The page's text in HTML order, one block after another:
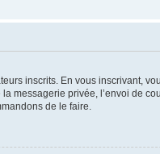
inscrits. En vous inscrivant,
messagerie privée, l’envoi de
de le faire.